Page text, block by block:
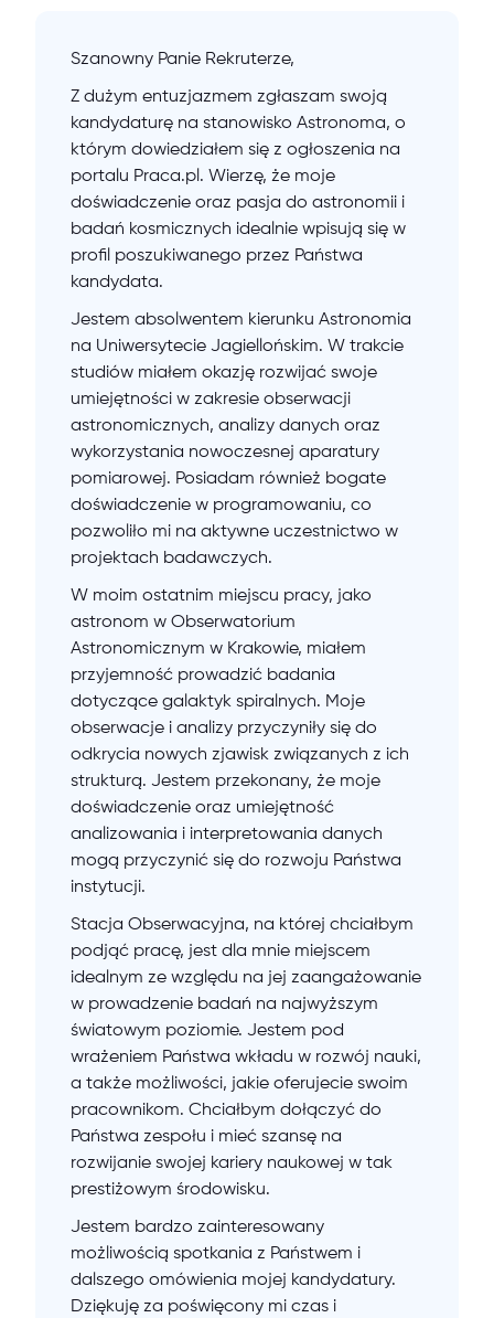
Szanowny Panie Rekruterze,
Z dużym entuzjazmem zgłaszam swoją
kandydaturę na stanowisko Astronoma, o
którym dowiedziałem się z ogłoszenia na
portalu Praca.pl. Wierzę, że moje
doświadczenie oraz pasja do astronomii i
badań kosmicznych idealnie wpisują się w
profil poszukiwanego przez Państwa
kandydata.
Jestem absolwentem kierunku Astronomia
na Uniwersytecie Jagiellońskim. W trakcie
studiów miałem okazję rozwijać swoje
umiejętności w zakresie obserwacji
astronomicznych, analizy danych oraz
wykorzystania nowoczesnej aparatury
pomiarowej. Posiadam również bogate
doświadczenie w programowaniu, co
pozwoliło mi na aktywne uczestnictwo w
projektach badawczych.
W moim ostatnim miejscu pracy, jako
astronom w Obserwatorium
Astronomicznym w Krakowie, miałem
przyjemność prowadzić badania
dotyczące galaktyk spiralnych. Moje
obserwacje i analizy przyczyniły się do
odkrycia nowych zjawisk związanych z ich
strukturą. Jestem przekonany, że moje
doświadczenie oraz umiejętność
analizowania i interpretowania danych
mogą przyczynić się do rozwoju Państwa
instytucji.
Stacja Obserwacyjna, na której chciałbym
podjąć pracę, jest dla mnie miejscem
idealnym ze względu na jej zaangażowanie
w prowadzenie badań na najwyższym
światowym poziomie. Jestem pod
wrażeniem Państwa wkładu w rozwój nauki,
a także możliwości, jakie oferujecie swoim
pracownikom. Chciałbym dołączyć do
Państwa zespołu i mieć szansę na
rozwijanie swojej kariery naukowej w tak
prestiżowym środowisku.
Jestem bardzo zainteresowany
możliwością spotkania z Państwem i
dalszego omówienia mojej kandydatury.
Dziękuję za poświęcony mi czas i